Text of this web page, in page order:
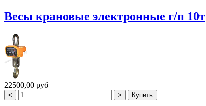
Весы крановые электронные г/п 10т
22500,00 руб